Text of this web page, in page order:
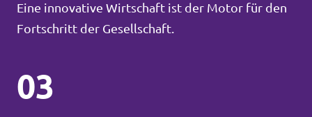
Eine innovative Wirtschaft ist der Motor für den
Fortschritt der Gesellschaft.
03